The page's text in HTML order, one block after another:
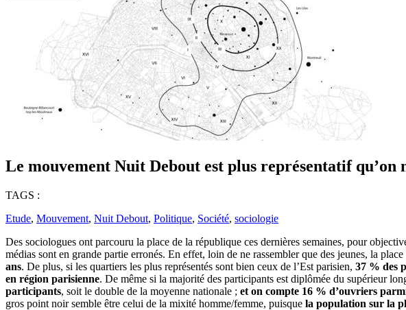
Le mouvement Nuit Debout est plus représentatif qu’on
TAGS :
Etude, Mouvement, Nuit Debout, Politique, Société, sociologie
Des sociologues ont parcouru la place de la république ces dernières semaines, pour
médias sont en grande partie erronés. En effet, loin de ne rassembler que des jeunes, la
ans. De plus, si les quartiers les plus représentés sont bien ceux de l’Est parisien, 37 % des
en région parisienne. De même si la majorité des participants est diplômée du supérieur
participants, soit le double de la moyenne nationale ; et on compte 16 % d’ouvriers
gros point noir semble être celui de la mixité homme/femme, puisque la population sur la